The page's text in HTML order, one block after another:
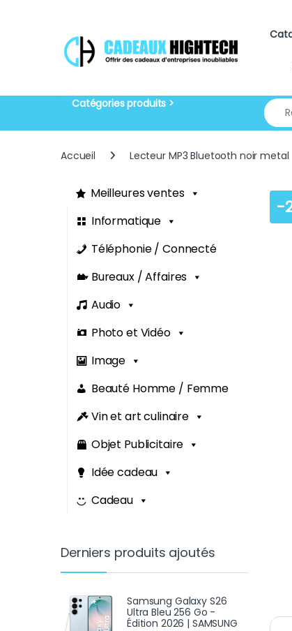
Accueil Lecteur MP3 Bluetooth noir metal
-
Meilleures ventes
Informatique
Téléphonie / Connecté
Bureaux / Affaires
Audio
Photo et Vidéo
Image
Beauté Homme / Femme
Vin et art culinaire
Objet Publicitaire
Idée cadeau
Cadeau
Derniers produits ajoutés
Samsung Galaxy S26
Ultra Bleu 256 Go -
Édition 2026 | SAMSUNG